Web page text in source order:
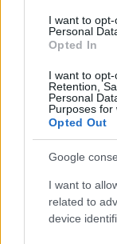
I want to
Personal
Opted In
I want to opt-
Retention,
Personal
Purposes for
Opted Out
Google
I want to
related to
device
3 perccel
Még mindig a
Mercedes 1.